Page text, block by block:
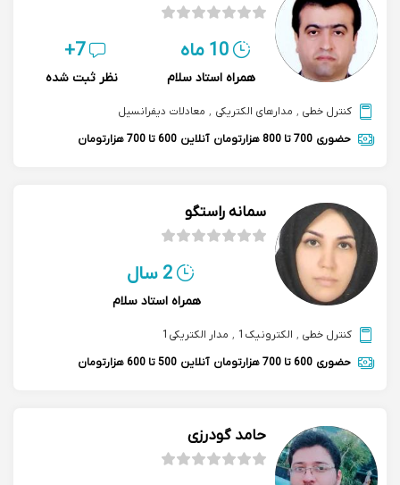
10 ماه
همراه استاد سلام
7+
نظر ثبت شده
کنترل خطی , مدارهای الکتریکی , معادلات دیفرانسیل
حضوری 700 تا 800 هزارتومان آنلاین 600 تا 700 هزارتومان
سمانه راستگو
2 سال
همراه استاد سلام
کنترل خطی , الکترونیک1 , مدار الکتریکی1
حضوری 600 تا 700 هزارتومان آنلاین 500 تا 600 هزارتومان
حامد گودرزی